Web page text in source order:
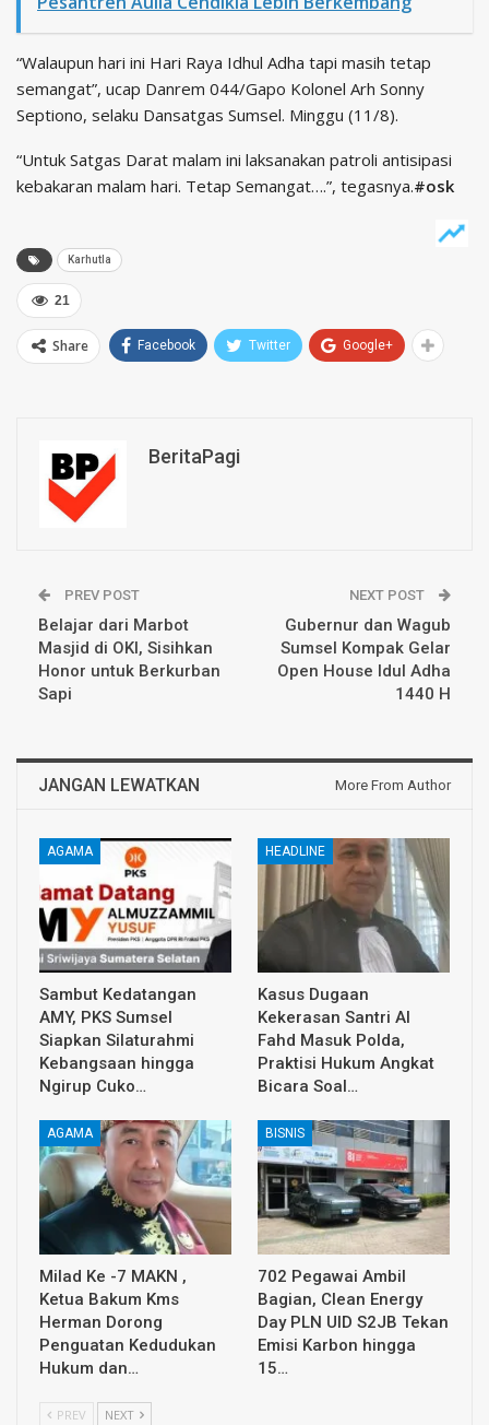
“Walaupun hari ini Hari Raya Idhul Adha tapi masih tetap
semangat”, ucap Danrem 044/Gapo Kolonel Arh Sonny
Septiono, selaku Dansatgas Sumsel. Minggu (11/8).
“Untuk Satgas Darat malam ini laksanakan patroli antisipasi
kebakaran malam hari. Tetap Semangat….”, tegasnya.#osk
Karhutla
21
Share Facebook Twitter Google+
BeritaPagi
PREV POST
Belajar dari Marbot
Masjid di OKI, Sisihkan
Honor untuk Berkurban
Sapi
NEXT POST
Gubernur dan Wagub
Sumsel Kompak Gelar
Open House Idul Adha
1440 H
JANGAN LEWATKAN More From Author
AGAMA
Sambut Kedatangan
AMY, PKS Sumsel
Siapkan Silaturahmi
Kebangsaan hingga
Ngirup Cuko…
HEADLINE
Kasus Dugaan
Kekerasan Santri Al
Fahd Masuk Polda,
Praktisi Hukum Angkat
Bicara Soal…
AGAMA
Milad Ke -7 MAKN ,
Ketua Bakum Kms
Herman Dorong
Penguatan Kedudukan
Hukum dan…
BISNIS
702 Pegawai Ambil
Bagian, Clean Energy
Day PLN UID S2JB Tekan
Emisi Karbon hingga
15…
PREV NEXT